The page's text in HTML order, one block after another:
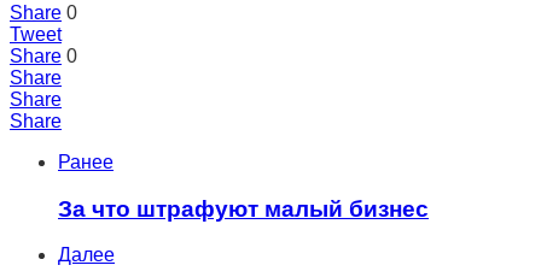
Share 0
Tweet
Share 0
Share
Share
Share
Ранее
За что штрафуют малый бизнес
Далее